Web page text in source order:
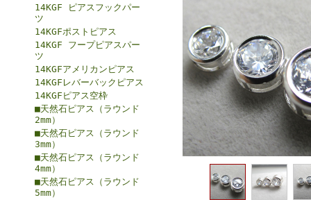
14KGF ピアスフックパー
ツ
14KGFポストピアス
14KGF フープピアスパー
ツ
14KGFアメリカンピアス
14KGFレバーバックピアス
14KGFピアス空枠
■天然石ピアス（ラウンド
2mm）
■天然石ピアス（ラウンド
3mm）
■天然石ピアス（ラウンド
4mm）
■天然石ピアス（ラウンド
5mm）